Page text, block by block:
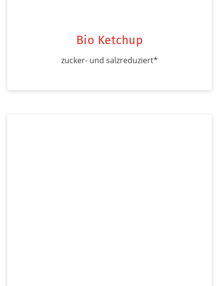
Bio Ketchup
zucker- und salzreduziert*